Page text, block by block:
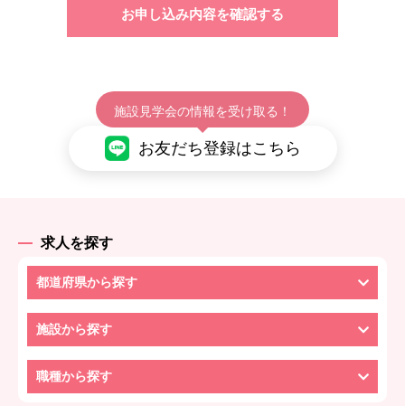
施設見学会の情報を受け取る！
お友だち登録はこちら
求人を探す
都道府県から探す
施設から探す
職種から探す